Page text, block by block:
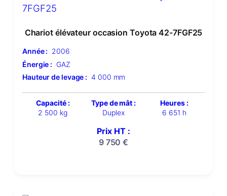
Chariot élévateur occasion Toyota 42-7FGF25
Année : 2006
Énergie : GAZ
Hauteur de levage : 4 000 mm
Capacité :
2 500 kg
Type de mât :
Duplex
Heures :
6 651 h
Prix HT :
9 750€